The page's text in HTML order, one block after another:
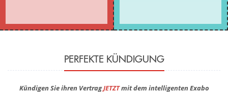
PERFEKTE KÜNDIGUNG
Kündigen Sie ihren VertragJETZTmit dem intelligenten Exabo